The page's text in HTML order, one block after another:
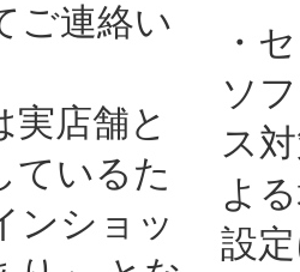
ご連絡い
実店舗と
ているた
ンショッ
・
ソ
ス
よ
設